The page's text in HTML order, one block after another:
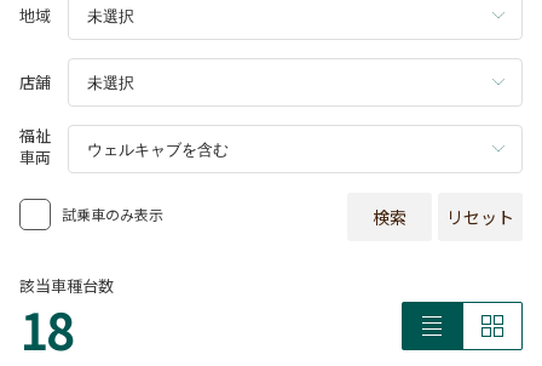
地域
店舗
福祉
車両
試乗車のみ表示 検索 リセット
該当車種台数
18